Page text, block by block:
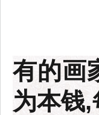
有的画
为本钱